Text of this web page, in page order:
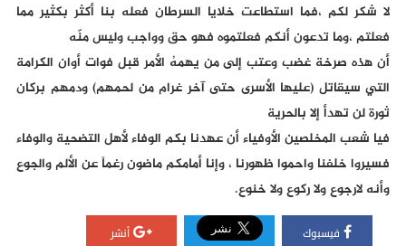
لا شكر لكم ،فما استطاعت خلايا السرطان فعله بنا أكثر بكثير مما
فعلتم ،وما تدعون أنكم فعلتموه فهو حق وواجب وليس منّه
أن هذه صرخة غضب وعتب إلى من يهمهُ الأمر قبل فوات أوان الكرامة
التي سيقاتل (عليها الأسرى حتى آخر غرام من لحمهم) ودمهم بركان
ثورة لن تهدأ إلا بالحرية
فيا شعب المخلصين الأوفياء أن عهدنا بكم الوفاء لأهل التضحية والوفاء
فسيروا خلفنا واحموا ظهورنا ، وإنا أمامكم ماضون رغماً عن الألم والجوع
وأنه لارجوع ولا ركوع ولا خنوع.
فيسبوك أنشر